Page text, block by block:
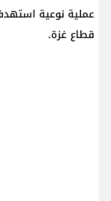
عملية نوعية
قطاع غزة.